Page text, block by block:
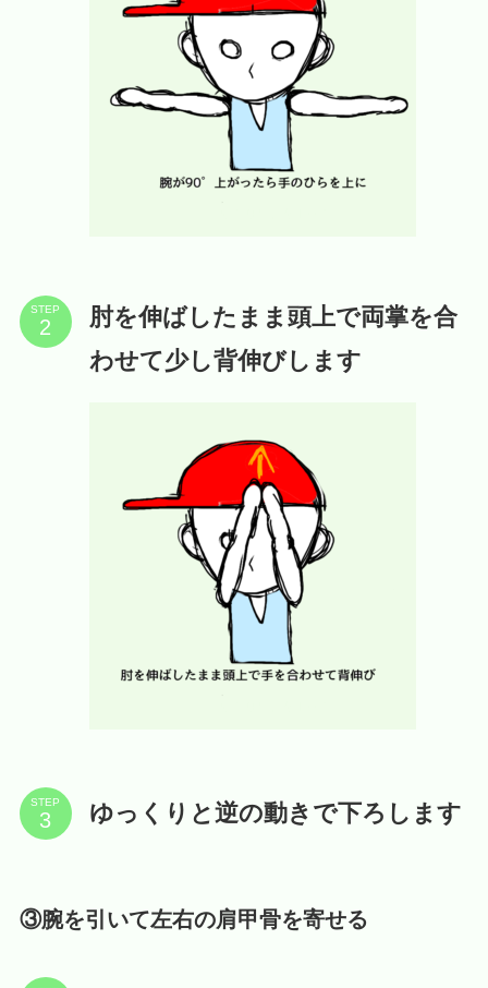
STEP
肘を伸ばしたまま頭上で両掌を合
わせて少し背伸びします
STEP ゆっくりと逆の動きで下ろします
③腕を引いて左右の肩甲骨を寄せる